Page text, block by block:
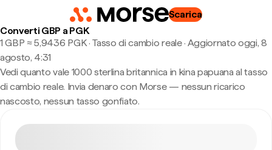
Scarica
Converti GBP a PGK
1 GBP ≈ 5,9436 PGK · Tasso di cambio reale· Aggiornato oggi, 8
agosto, 4:31
Vedi quanto vale 1000 sterlina britannica in kina papuana al tasso
di cambio reale. Invia denaro con Morse — nessun ricarico
nascosto, nessun tasso gonfiato.